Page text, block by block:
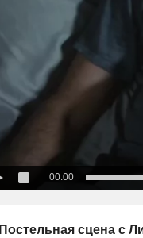
00:00
Постельная сцена с